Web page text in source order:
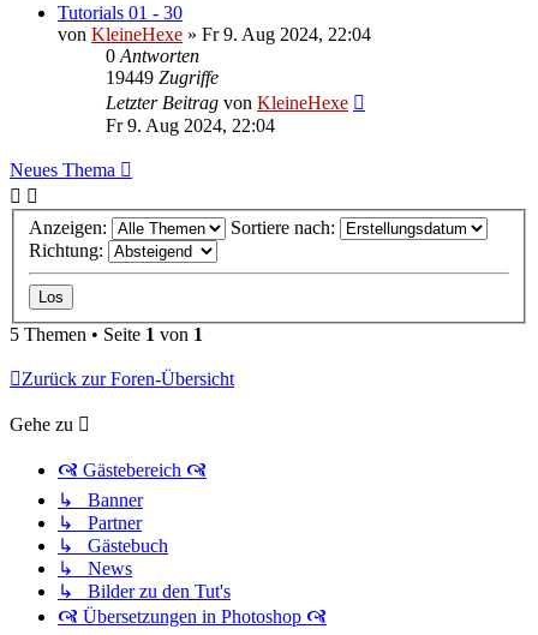
Tutorials 01 - 30
von KleineHexe » Fr 9. Aug 2024, 22:04
0 Antworten
19449 Zugriffe
Letzter Beitrag von KleineHexe
Fr 9. Aug 2024, 22:04
Neues Thema
Anzeigen:
Sortiere nach:
Richtung:
5 Themen • Seite 1 von 1
Zurück zur Foren-Übersicht
Gehe zu
🙧 Gästebereich 🙧
↳ Banner
↳ Partner
↳ Gästebuch
↳ News
↳ Bilder zu den Tut's
🙧 Übersetzungen in Photoshop 🙧